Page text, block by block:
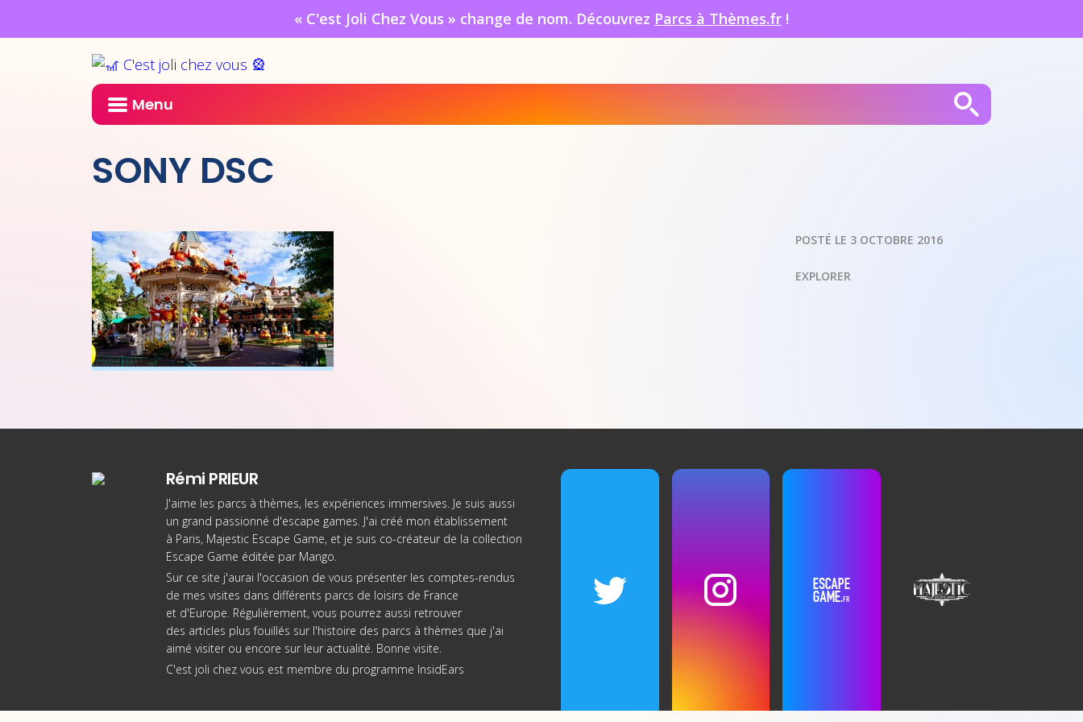
« C'est Joli Chez Vous » change de nom. Découvrez Parcs à Thèmes.fr !
Menu
SONY DSC
POSTÉ LE 3 OCTOBRE 2016
EXPLORER
Rémi PRIEUR
J'aime les parcs à thèmes, les expériences immersives. Je suis aussi
un grand passionné d'escape games. J'ai créé mon établissement
à Paris, Majestic Escape Game, et je suis co-créateur de la collection
Escape Game éditée par Mango.
Sur ce site j'aurai l'occasion de vous présenter les comptes-rendus
de mes visites dans différents parcs de loisirs de France
et d'Europe. Régulièrement, vous pourrez aussi retrouver
des articles plus fouillés sur l'histoire des parcs à thèmes que j'ai
aimé visiter ou encore sur leur actualité. Bonne visite.
C'est joli chez vous est membre du programme InsidEars